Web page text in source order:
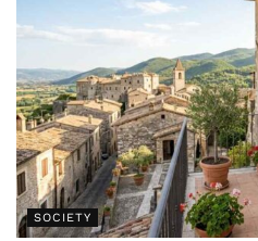
SOCIETY